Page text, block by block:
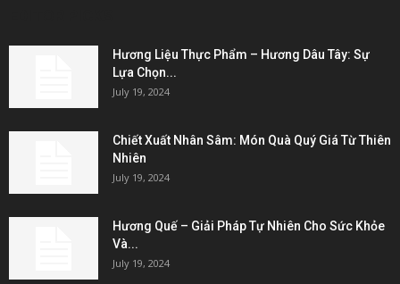
Hương Liệu Thực Phẩm – Hương Dâu Tây: Sự
Lựa Chọn...
July 19, 2024
Chiết Xuất Nhân Sâm: Món Quà Quý Giá Từ Thiên
Nhiên
July 19, 2024
Hương Quế – Giải Pháp Tự Nhiên Cho Sức Khỏe
Và...
July 19, 2024